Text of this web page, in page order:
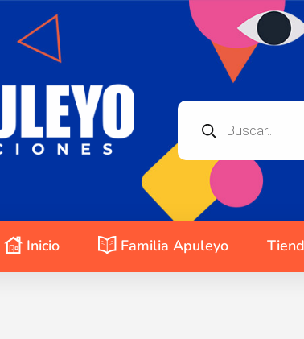
Inicio Familia Apuleyo